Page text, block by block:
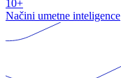
10+
Načini umetne inteligence